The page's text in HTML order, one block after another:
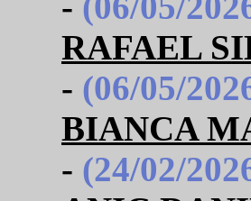
RAFAEL
- (06/05/
BIANCA
- (24/02/